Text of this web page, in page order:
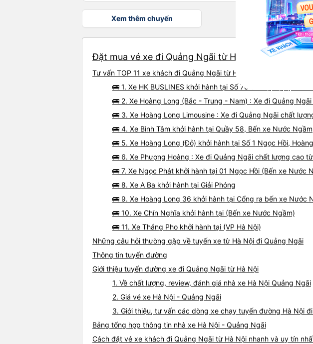
Xem thêm chuyến
Đặt mua vé xe đi Quảng Ngãi từ Hà Nội chất lượng
Tư vấn TOP 11 xe khách đi Quảng Ngãi từ Hà Nội chất lượng cao,
🚌 1. Xe HK BUSLINES khởi hành tại Số 70 đường Nguyễn
🚌 2. Xe Hoàng Long (Bắc - Trung - Nam) : Xe đi Quảng
🚌 3. Xe Hoàng Long Limousine : Xe đi Quảng Ngãi chất
🚌 4. Xe Bình Tâm khởi hành tại Quầy 58, Bến xe Nước
🚌 5. Xe Hoàng Long (Đỏ) khởi hành tại Số 1 Ngọc Hồi,
🚌 6. Xe Phượng Hoàng : Xe đi Quảng Ngãi chất lượng cao
🚌 7. Xe Ngọc Phát khởi hành tại 01 Ngọc Hồi (Bến xe Nước
🚌 8. Xe A Ba khởi hành tại Giải Phóng
🚌 9. Xe Hoàng Long 36 khởi hành tại Cổng ra bến xe Nước
🚌 10. Xe Chín Nghĩa khởi hành tại (Bến xe Nước Ngầm)
🚌 11. Xe Thắng Pho khởi hành tại (VP Hà Nội)
Những câu hỏi thường gặp về tuyến xe từ Hà Nội đi Quảng Ngãi
Thông tin tuyến đường
Giới thiệu tuyến đường xe đi Quảng Ngãi từ Hà Nội
1. Về chất lượng, review, đánh giá nhà xe Hà Nội Quảng Ngãi
2. Giá vé xe Hà Nội - Quảng Ngãi
3. Giới thiệu, tư vấn các dòng xe chạy tuyến đường Hà Nội
Bảng tổng hợp thông tin nhà xe Hà Nội - Quảng Ngãi
Cách đặt vé xe khách đi Quảng Ngãi từ Hà Nội nhanh và uy tín